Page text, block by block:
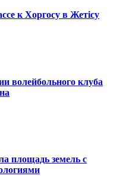
к Хоргосу в Жетісу
волейбольного клуба
площадь земель с